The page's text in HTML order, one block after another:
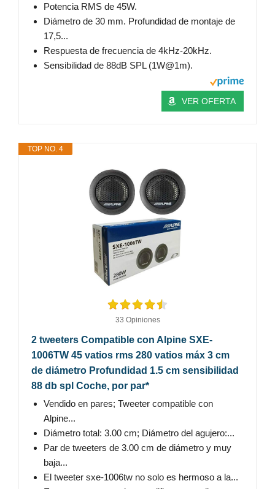
Potencia RMS de 45W.
Diámetro de 30 mm. Profundidad de montaje de
17,5...
Respuesta de frecuencia de 4kHz-20kHz.
Sensibilidad de 88dB SPL (1W@1m).
VER OFERTA
TOP NO. 4
33 Opiniones
2 tweeters Compatible con Alpine SXE-
1006TW 45 vatios rms 280 vatios máx 3 cm
de diámetro Profundidad 1.5 cm sensibilidad
88 db spl Coche, por par*
Vendido en pares; Tweeter compatible con
Alpine...
Diámetro total: 3.00 cm; Diámetro del agujero:...
Par de tweeters de 3.00 cm de diámetro y muy
baja...
El tweeter sxe-1006tw no solo es hermoso a la...